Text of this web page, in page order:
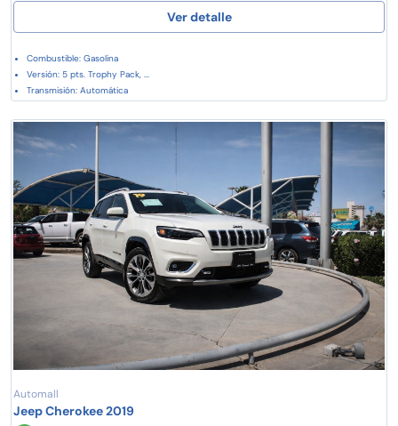
Ver detalle
Combustible: Gasolina
Versión: 5 pts. Trophy Pack, ...
Transmisión: Automática
Automall
Jeep Cherokee 2019